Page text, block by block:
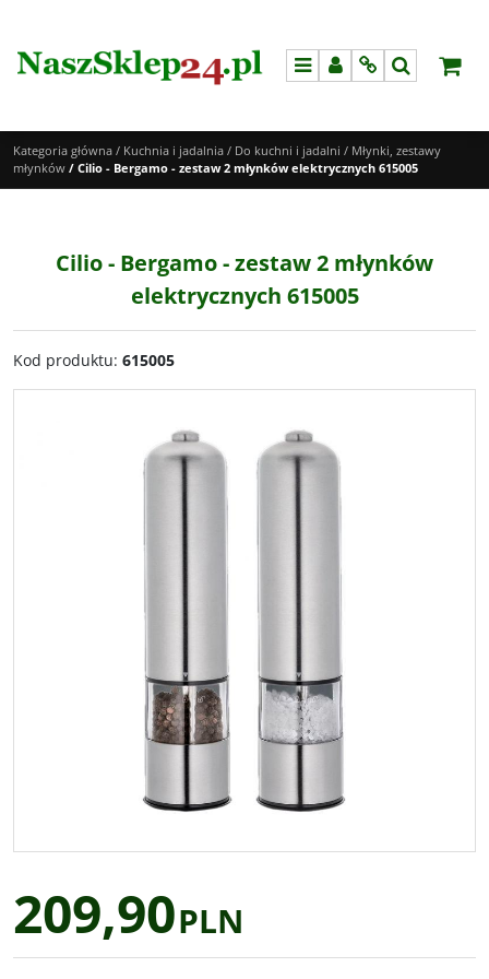
MenuPanelInfoSzukaj
Kategoria główna / Kuchnia i jadalnia / Do kuchni i jadalni / Młynki, zestawy
młynków / Cilio - Bergamo - zestaw 2 młynków elektrycznych 615005
Cilio - Bergamo - zestaw 2 młynków
elektrycznych 615005
Kod produktu: 615005
209,90PLN